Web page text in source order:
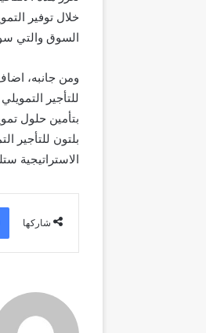
خلال توفير
السوق والتي
بتأمين حلول
الاستراتيجية
شاركها